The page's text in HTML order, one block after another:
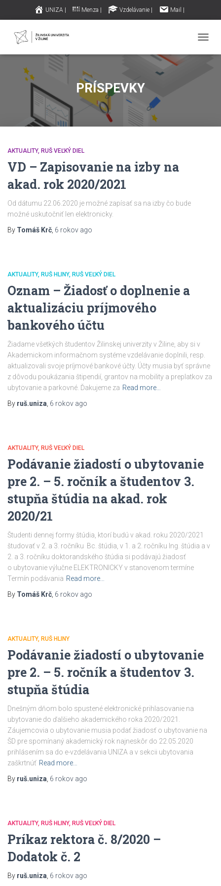
UNIZA | Menza | Vzdelávanie | Mail |
PRÍSPEVKY
AKTUALITY RUŠ VEĽKÝ DIEL
VD – Zapisovanie na izby na
akad. rok 2020/2021
Od dátumu 22.06.2020 je možné zapísať sa na izby čo bude
možné uskutočniť len elektronicky.
By Tomáš Krč 6 rokov ago
AKTUALITY RUŠ HLINY RUŠ VEĽKÝ DIEL
Oznam – Žiadosť o doplnenie a
aktualizáciu príjmového
bankového účtu
Žiadame všetkých študentov Žilinskej univerzity v Žiline, aby si v
Akademickom informačnom systéme vzdelávanie doplnili, resp.
aktualizovali svoje príjmové bankové účty. Účty musia byť správne
z dôvodu poukázania štipendií, grantov na mobility a preplatkov za
ubytovanie a parkovné. Ďakujeme za Read more…
By ruš.uniza 6 rokov ago
AKTUALITY RUŠ VEĽKÝ DIEL
Podávanie žiadostí o ubytovanie
pre 2. – 5. ročník a študentov 3.
stupňa štúdia na akad. rok
2020/21
Študenti dennej formy štúdia, ktorí budú v akad. roku 2020/2021
študovať v 2. a 3. ročníku Bc. štúdia, v 1. a 2. ročníku Ing. štúdia a v
2. a 3. ročníku doktorandského štúdia si podávajú žiadosť
o ubytovanie výlučne ELEKTRONICKY v stanovenom termíne
Termín podávania Read more…
By Tomáš Krč 6 rokov ago
AKTUALITY RUŠ HLINY
Podávanie žiadostí o ubytovanie
pre 2. – 5. ročník a študentov 3.
stupňa štúdia
Dnešným dňom bolo spustené elektronické prihlasovanie na
ubytovanie do ďalšieho akademického roka 2020/2021.
Záujemcovia o ubytovanie musia podať žiadosť o ubytovanie na
ŠD pre spomínaný akademický rok najneskôr do 22.05.2020
prihlásením sa do e-vzdelávania UNIZA a v sekcii ubytovania
zaškrtnúť Read more…
By ruš.uniza 6 rokov ago
AKTUALITY RUŠ HLINY RUŠ VEĽKÝ DIEL
Príkaz rektora č. 8/2020 –
Dodatok č. 2
By ruš.uniza 6 rokov ago